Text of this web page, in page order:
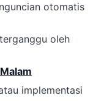
otomatis
oleh
implementasi